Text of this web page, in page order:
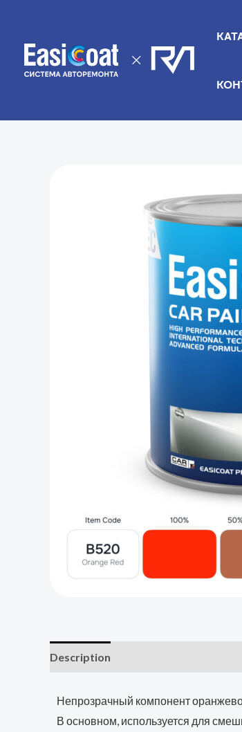
содержимому
Description
Непрозрачный компонент
В основном, используется для